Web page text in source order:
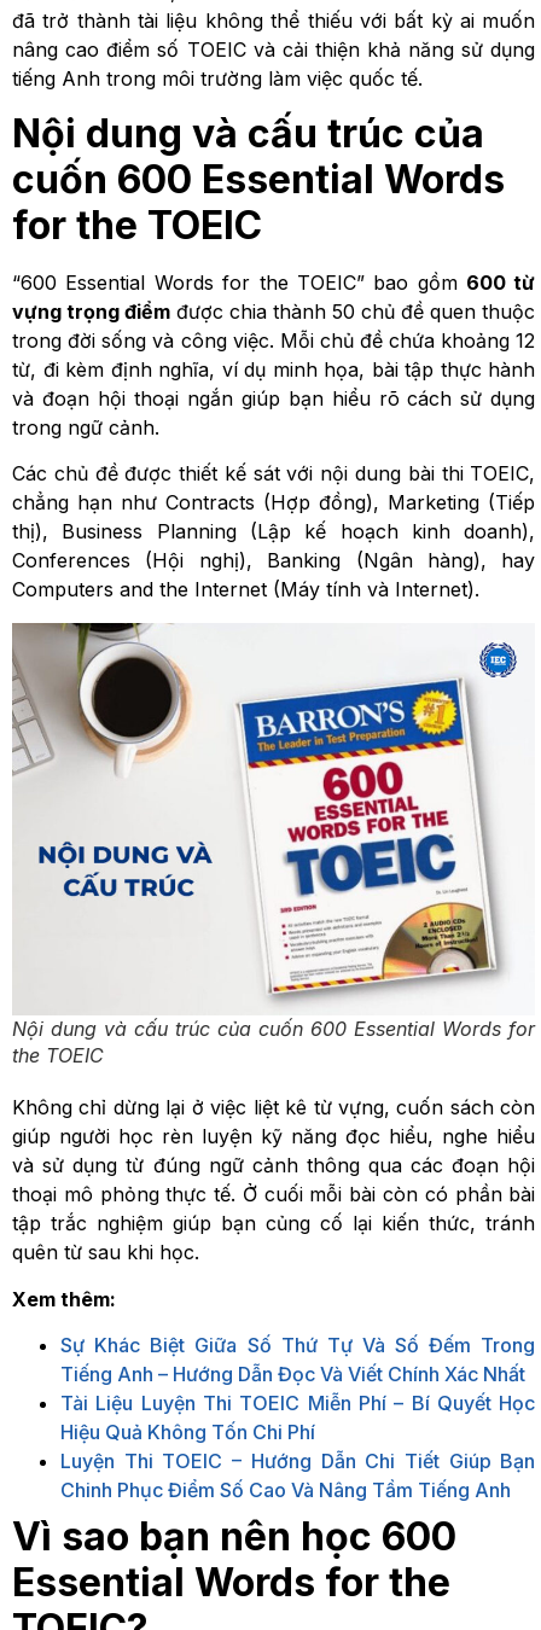
đã trở thành tài liệu không thể thiếu với bất kỳ ai muốn
nâng cao điểm số TOEIC và cải thiện khả năng sử dụng
tiếng Anh trong môi trường làm việc quốc tế.
Nội dung và cấu trúc của
cuốn 600 Essential Words
for the TOEIC
“600 Essential Words for the TOEIC” bao gồm 600 từ
vựng trọng điểm được chia thành 50 chủ đề quen thuộc
trong đời sống và công việc. Mỗi chủ đề chứa khoảng 12
từ, đi kèm định nghĩa, ví dụ minh họa, bài tập thực hành
và đoạn hội thoại ngắn giúp bạn hiểu rõ cách sử dụng
trong ngữ cảnh.
Các chủ đề được thiết kế sát với nội dung bài thi TOEIC,
chẳng hạn như Contracts (Hợp đồng), Marketing (Tiếp
thị), Business Planning (Lập kế hoạch kinh doanh),
Conferences (Hội nghị), Banking (Ngân hàng), hay
Computers and the Internet (Máy tính và Internet).
Nội dung và cấu trúc của cuốn 600 Essential Words for
the TOEIC
Không chỉ dừng lại ở việc liệt kê từ vựng, cuốn sách còn
giúp người học rèn luyện kỹ năng đọc hiểu, nghe hiểu
và sử dụng từ đúng ngữ cảnh thông qua các đoạn hội
thoại mô phỏng thực tế. Ở cuối mỗi bài còn có phần bài
tập trắc nghiệm giúp bạn củng cố lại kiến thức, tránh
quên từ sau khi học.
Xem thêm:
Sự Khác Biệt Giữa Số Thứ Tự Và Số Đếm Trong
Tiếng Anh – Hướng Dẫn Đọc Và Viết Chính Xác Nhất
Tài Liệu Luyện Thi TOEIC Miễn Phí – Bí Quyết Học
Hiệu Quả Không Tốn Chi Phí
Luyện Thi TOEIC – Hướng Dẫn Chi Tiết Giúp Bạn
Chinh Phục Điểm Số Cao Và Nâng Tầm Tiếng Anh
Vì sao bạn nên học 600
Essential Words for the